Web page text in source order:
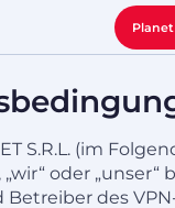
S.R.L. (im
oder „unser“
des